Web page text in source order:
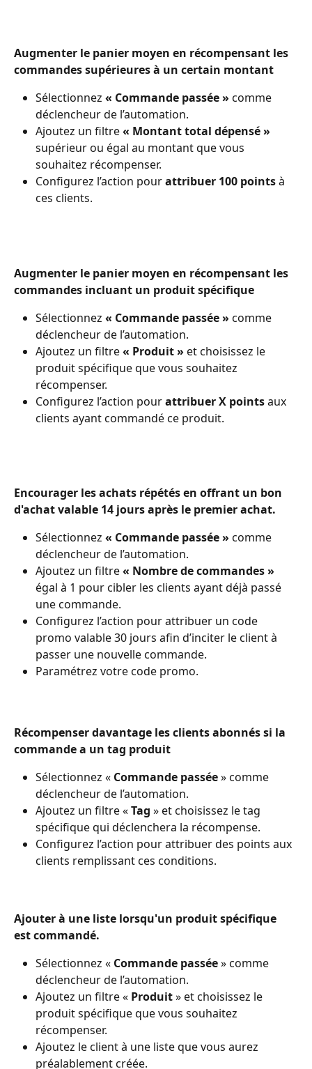
Augmenter le panier moyen en récompensant les
commandes supérieures à un certain montant
Sélectionnez « Commande passée » comme
déclencheur de l’automation.
Ajoutez un filtre « Montant total dépensé »
supérieur ou égal au montant que vous
souhaitez récompenser.
Configurez l’action pour attribuer 100 points à
ces clients.
Augmenter le panier moyen en récompensant les
commandes incluant un produit spécifique
Sélectionnez « Commande passée » comme
déclencheur de l’automation.
Ajoutez un filtre « Produit » et choisissez le
produit spécifique que vous souhaitez
récompenser.
Configurez l’action pour attribuer X points aux
clients ayant commandé ce produit.
Encourager les achats répétés en offrant un bon
d'achat valable 14 jours après le premier achat.
Sélectionnez « Commande passée » comme
déclencheur de l’automation.
Ajoutez un filtre « Nombre de commandes »
égal à 1 pour cibler les clients ayant déjà passé
une commande.
Configurez l’action pour attribuer un code
promo valable 30 jours afin d’inciter le client à
passer une nouvelle commande.
Paramétrez votre code promo.
Récompenser davantage les clients abonnés si la
commande a un tag produit
Sélectionnez « Commande passée » comme
déclencheur de l’automation.
Ajoutez un filtre « Tag » et choisissez le tag
spécifique qui déclenchera la récompense.
Configurez l’action pour attribuer des points aux
clients remplissant ces conditions.
Ajouter à une liste lorsqu'un produit spécifique
est commandé.
Sélectionnez « Commande passée » comme
déclencheur de l’automation.
Ajoutez un filtre « Produit » et choisissez le
produit spécifique que vous souhaitez
récompenser.
Ajoutez le client à une liste que vous aurez
préalablement créée.